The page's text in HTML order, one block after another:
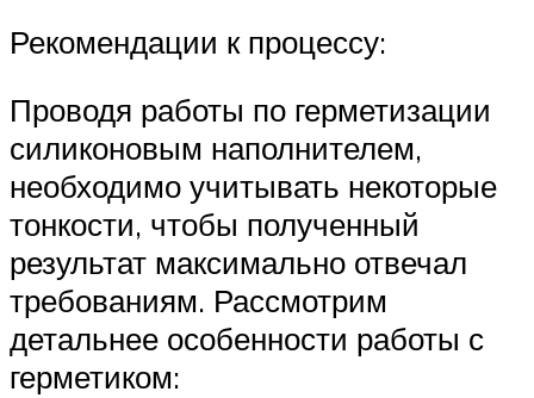
Рекомендации к процессу:
Проводя работы по герметизации
силиконовым наполнителем,
необходимо учитывать некоторые
тонкости, чтобы полученный
результат максимально отвечал
требованиям. Рассмотрим
детальнее особенности работы с
герметиком: